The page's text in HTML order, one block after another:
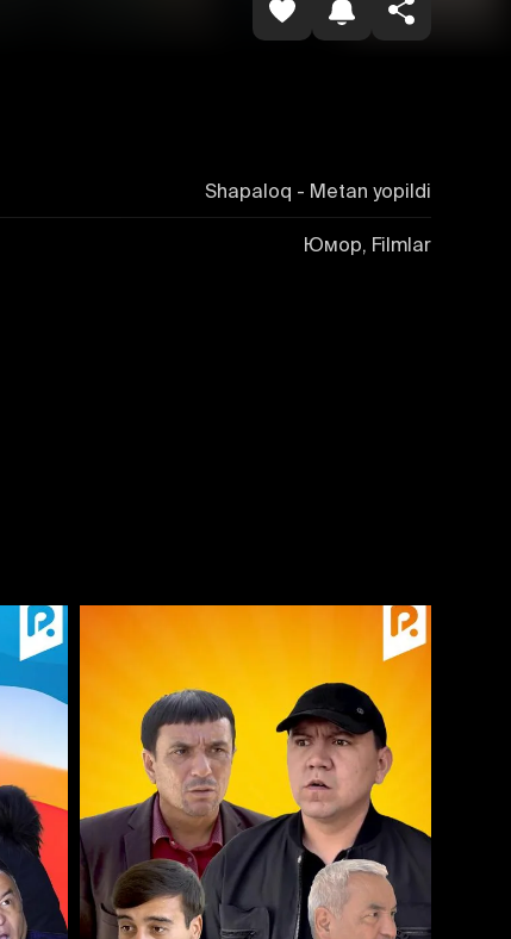
Shapaloq - Metan yopildi
Юмор, Filmlar